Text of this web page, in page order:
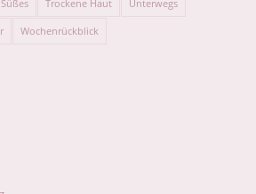
Süßes Trockene Haut Unterwegs
Wochenrückblick